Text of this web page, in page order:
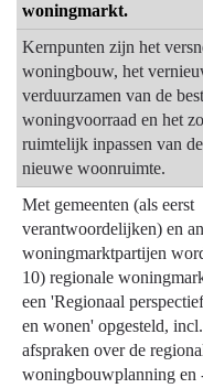
woningmarkt.
Kernpunten zijn het
woningbouw, het
verduurzamen van de
woningvoorraad en het
ruimtelijk inpassen van
nieuwe woonruimte.
Met gemeenten (als eerst
verantwoordelijken) en
woningmarktpartijen
10) regionale
een 'Regionaal
en wonen' opgesteld,
afspraken over de
woningbouwplanning en